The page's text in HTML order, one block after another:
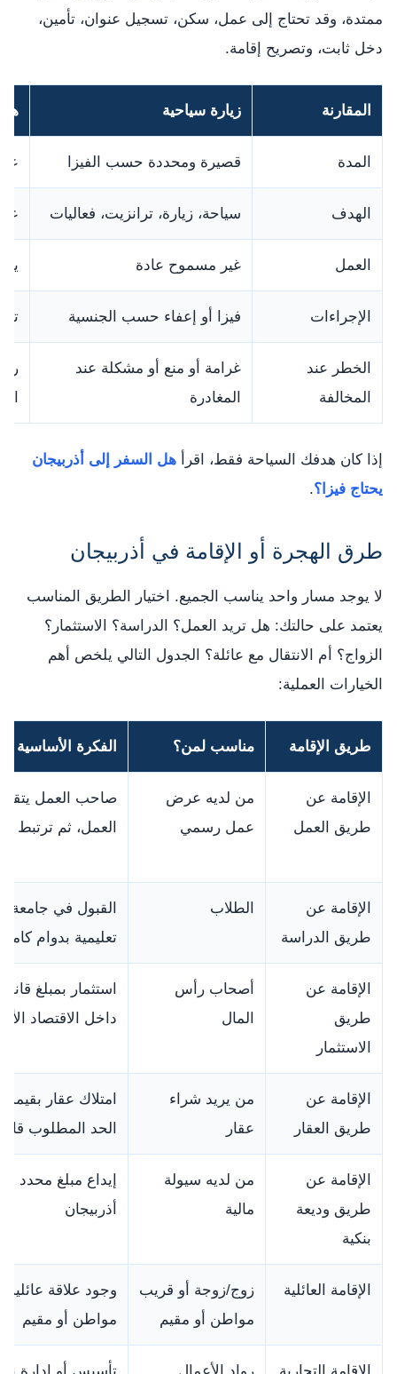
ممتدة، وقد تحتاج إلى عمل، سكن، تسجيل عنوان، تأمين،
دخل ثابت، وتصريح إقامة.
المقارنة زيارة سياحية
المدة قصيرة ومحددة حسب الفيزا
الهدف سياحة، زيارة، ترانزيت، فعاليات
العمل غير مسموح عادة
الإجراءات فيزا أو إعفاء حسب الجنسية
الخطر عند
المخالفة
غرامة أو منع أو مشكلة عند
المغادرة
إذا كان هدفك السياحة فقط، اقرأ هل السفر إلى أذربيجان
يحتاج فيزا؟.
طرق الهجرة أو الإقامة في أذربيجان
لا يوجد مسار واحد يناسب الجميع. اختيار الطريق المناسب
يعتمد على حالتك: هل تريد العمل؟ الدراسة؟ الاستثمار؟
الزواج؟ أم الانتقال مع عائلة؟ الجدول التالي يلخص أهم
الخيارات العملية:
طريق الإقامة مناسب لمن؟ الفكرة الأساسية
الإقامة عن
طريق العمل
من لديه عرض
عمل رسمي
صاحب العمل
العمل، ثم ترتبط به
الإقامة عن
طريق الدراسة
الطلاب
القبول في
تعليمية بدوام كامل
الإقامة عن
طريق
الاستثمار
أصحاب رأس
المال
استثمار بمبلغ
داخل الاقتصاد
الإقامة عن
طريق العقار
من يريد شراء
عقار
امتلاك عقار
الحد المطلوب
الإقامة عن
طريق وديعة
بنكية
من لديه سيولة
مالية
إيداع مبلغ محدد
أذربيجان
الإقامة العائلية
زوج/زوجة أو قريب
مواطن أو مقيم
وجود علاقة عائلية
مواطن أو مقيم